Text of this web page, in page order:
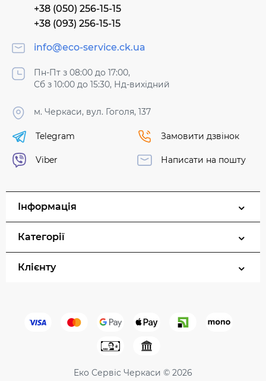
+38 (050) 256-15-15
+38 (093) 256-15-15
info@eco-service.ck.ua
Пн-Пт з 08:00 до 17:00,
Сб з 10:00 до 15:30, Нд-вихідний
м. Черкаси, вул. Гоголя, 137
Telegram
Viber
Замовити дзвінок
Написати на пошту
Інформація
Категорії
Клієнту
Еко Сервіс Черкаси © 2026